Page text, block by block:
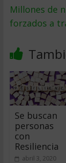
Millones de
forzados a
Se buscan
personas
con
Resiliencia
abril 3, 2020